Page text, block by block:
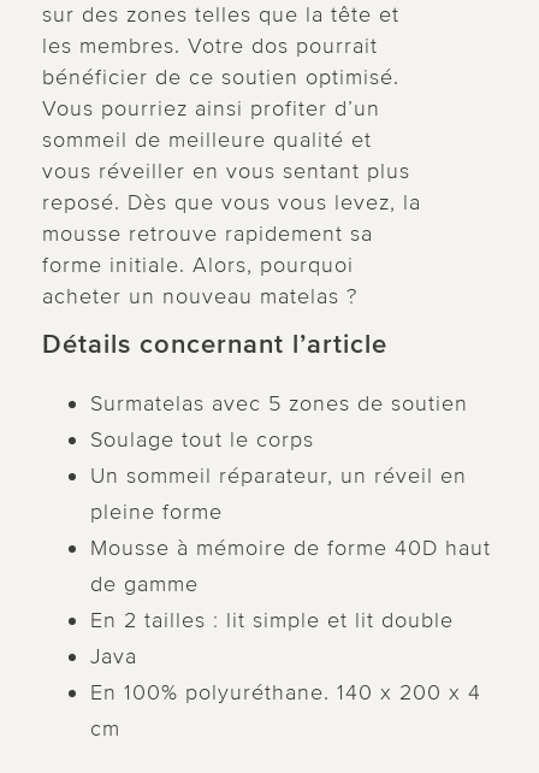
sur des zones telles que la tête et
les membres. Votre dos pourrait
bénéficier de ce soutien optimisé.
Vous pourriez ainsi profiter d’un
sommeil de meilleure qualité et
vous réveiller en vous sentant plus
reposé. Dès que vous vous levez, la
mousse retrouve rapidement sa
forme initiale. Alors, pourquoi
acheter un nouveau matelas ?
Détails concernant l’article
Surmatelas avec 5 zones de soutien
Soulage tout le corps
Un sommeil réparateur, un réveil en
pleine forme
Mousse à mémoire de forme 40D haut
de gamme
En 2 tailles : lit simple et lit double
Java
En 100% polyuréthane. 140 x 200 x 4
cm